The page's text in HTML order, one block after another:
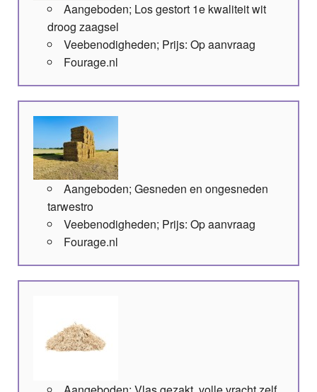
Aangeboden; Los gestort 1e kwaliteit wit
droog zaagsel
Veebenodigheden; Prijs: Op aanvraag
Fourage.nl
Aangeboden; Gesneden en ongesneden
tarwestro
Veebenodigheden; Prijs: Op aanvraag
Fourage.nl